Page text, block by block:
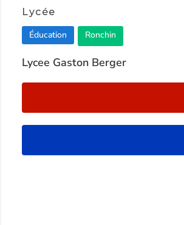
1Lycée
Éducation
Ronchin
Lycee Gaston Berger